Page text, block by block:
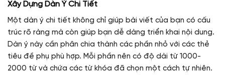
Xây Dựng Dàn Ý Chi Tiết
Một dàn ý chi tiết không chỉ giúp bài viết của bạn có cấu
trúc rõ ràng mà còn giúp bạn dễ dàng triển khai nội dung.
Dàn ý này cần phân chia thành các phần nhỏ với các thẻ
tiêu đề phụ phù hợp. Mỗi phần nên có độ dài từ 1000-
2000 từ và chứa các từ khóa đã chọn một cách tự nhiên.